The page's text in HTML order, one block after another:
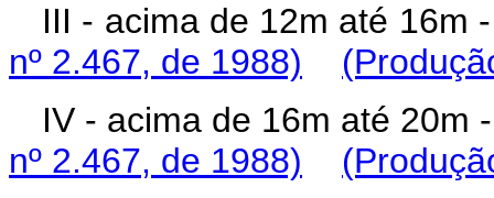
III - acima de 12m até 16m
nº 2.467, de 1988)
IV - acima de 16m até 20m
nº 2.467, de 1988)